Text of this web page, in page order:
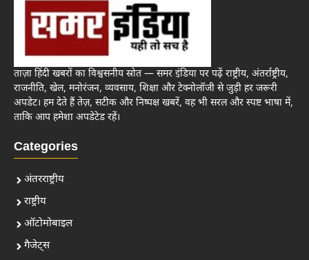
ताज़ा हिंदी खबरों का विश्वसनीय स्रोत — समर इंडिया पर पढ़ें राष्ट्रीय, अंतर्राष्ट्रीय,
राजनीति, खेल, मनोरंजन, व्यवसाय, शिक्षा और टेक्नोलॉजी से जुड़ी हर जरूरी
अपडेट। हम देते हैं तेज़, सटीक और निष्पक्ष खबरें, वह भी सरल और स्पष्ट भाषा में,
ताकि आप हमेशा अपडेटेड रहें।
Categories
अंतरराष्ट्रीय
राष्ट्रीय
ऑटोमोबाइल
गैजेट्स